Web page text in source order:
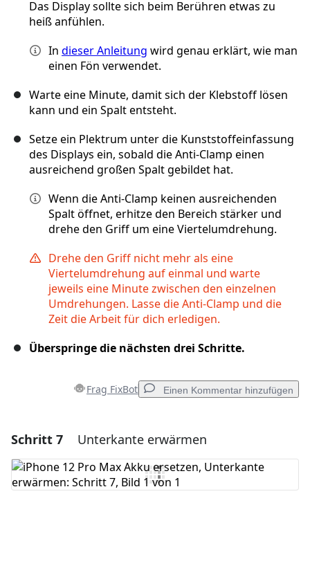
Das Display sollte sich beim Berühren etwas zu
heiß anfühlen.
In dieser Anleitung wird genau erklärt, wie man
einen Fön verwendet.
Warte eine Minute, damit sich der Klebstoff lösen
kann und ein Spalt entsteht.
Setze ein Plektrum unter die Kunststoffeinfassung
des Displays ein, sobald die Anti-Clamp einen
ausreichend großen Spalt gebildet hat.
Wenn die Anti-Clamp keinen ausreichenden
Spalt öffnet, erhitze den Bereich stärker und
drehe den Griff um eine Viertelumdrehung.
Drehe den Griff nicht mehr als eine
Viertelumdrehung auf einmal und warte
jeweils eine Minute zwischen den einzelnen
Umdrehungen. Lasse die Anti-Clamp und die
Zeit die Arbeit für dich erledigen.
Überspringe die nächsten drei Schritte.
Frag FixBot Einen Kommentar hinzufügen
Einen Kommentar hinzufügen
Kommentar hinzufügen
Schritt 7 Unterkante erwärmen